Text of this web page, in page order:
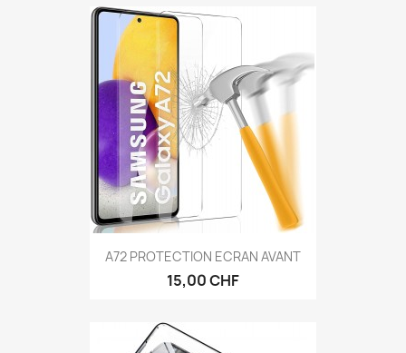
A72 PROTECTION ECRAN AVANT
15,00 CHF